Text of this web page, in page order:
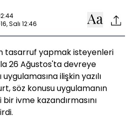
Salı 12:46
tasarruf yapmak isteyenleri
26 Ağustos'ta devreye
ilişkin yazılı
söz konusu uygulamanın
ivme kazandırmasını